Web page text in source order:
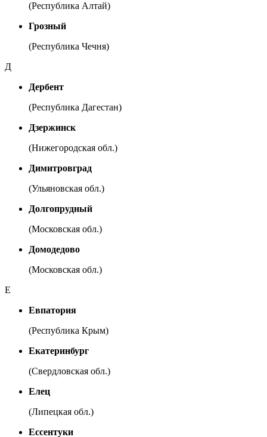
(Республика Алтай)
Грозный
(Республика Чечня)
Д
Дербент
(Республика Дагестан)
Дзержинск
(Нижегородская обл.)
Димитровград
(Ульяновская обл.)
Долгопрудный
(Московская обл.)
Домодедово
(Московская обл.)
Е
Евпатория
(Республика Крым)
Екатеринбург
(Свердловская обл.)
Елец
(Липецкая обл.)
Ессентуки